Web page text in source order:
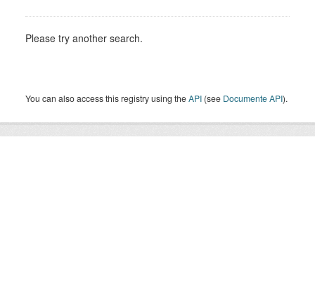
Please try another search.
You can also access this registry using theAPI (see Documente API).